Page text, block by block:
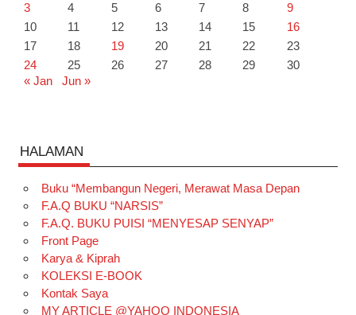
3
4 5 6 7 8
9
10
11 12 13 14 15
16
17
18 19 20 21 22
23
24
25 26 27 28 29
30
« Jan
Jun »
HALAMAN
Buku “Membangun Negeri, Merawat Masa Depan
F.A.Q BUKU “NARSIS”
F.A.Q. BUKU PUISI “MENYESAP SENYAP”
Front Page
Karya & Kiprah
KOLEKSI E-BOOK
Kontak Saya
MY ARTICLE @YAHOO INDONESIA